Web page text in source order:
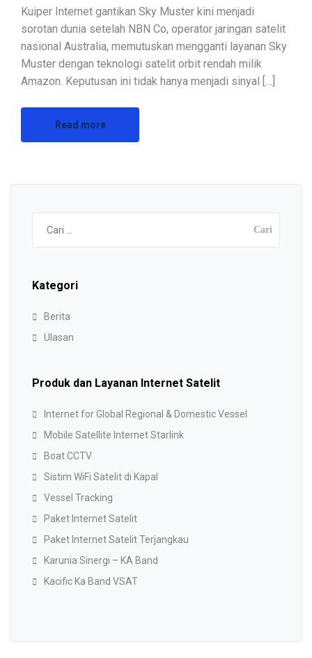
Kuiper Internet gantikan Sky Muster kini menjadi
sorotan dunia setelah NBN Co, operator jaringan satelit
nasional Australia, memutuskan mengganti layanan Sky
Muster dengan teknologi satelit orbit rendah milik
Amazon. Keputusan ini tidak hanya menjadi sinyal […]
Read more
Cari
untuk:
Kategori
Berita
Ulasan
Produk dan Layanan Internet Satelit
Internet for Global Regional & Domestic Vessel
Mobile Satellite Internet Starlink
Boat CCTV
Sistim WiFi Satelit di Kapal
Vessel Tracking
Paket Internet Satelit
Paket Internet Satelit Terjangkau
Karunia Sinergi – KA Band
Kacific Ka Band VSAT